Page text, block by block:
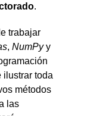
.
trabajar
, NumPyy
ilustrar toda
métodos
las